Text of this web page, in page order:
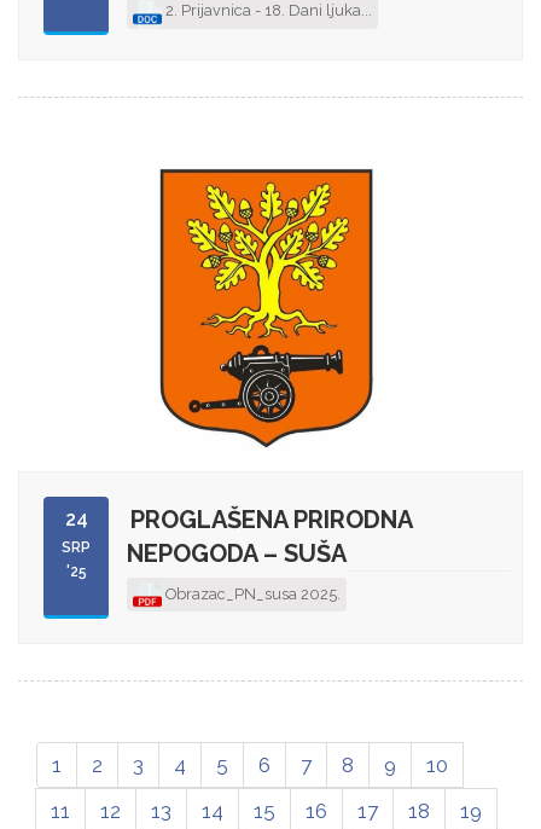
2. Prijavnica - 18. Dani ljuka...
24
SRP
'25
PROGLAŠENA PRIRODNA
NEPOGODA – SUŠA
Obrazac_PN_susa 2025.
1 2 3 4 5 6 7 8 9
10
11
12 13 14 15 16 17 18
19